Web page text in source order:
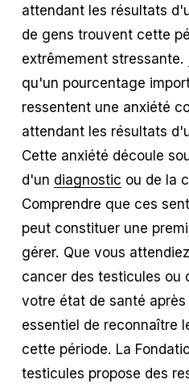
attendant les résultats
de gens trouvent cette
extrêmement stressante.
qu'un pourcentage
ressentent une anxiété
attendant les résultats
Cette anxiété découle
d'un diagnostic ou de la
Comprendre que ces
peut constituer une
gérer. Que vous
cancer des testicules ou
votre état de santé
essentiel de reconnaître
cette période. La
testicules propose des